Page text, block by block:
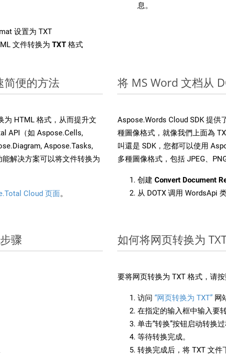
设置为 TXT
文件转换为 TXT 格式
息。
简便的方法
为 HTML 格式，从而提升文
API（如 Aspose.Cells,
Aspose.Tasks,
解决方案可以将文件转换为
Cloud 页面。
将 MS Word 文档从
Aspose.Words Cloud SDK 提供
種圖像格式，就像我們上面為
叫還是 SDK，您都可以使用
多種圖像格式，包括 JPEG、
创建 Convert Document
从 DOTX 调用 WordsApi
骤 如何将网页转换为
要将网页转换为 TXT 格式，请
访问 “网页转换为 TXT” 网
在指定的输入框中输入要
单击“转换”按钮启动转换过
等待转换完成。
转换完成后，将 TXT 文